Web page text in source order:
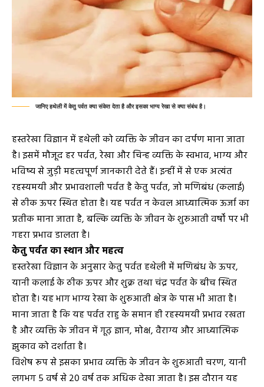
जानिए हथेली में केतु पर्वत क्या संकेत देता है और इसका भाग्य रेखा से क्या संबंध है।
हस्तरेखा विज्ञान में हथेली को व्यक्ति के जीवन का दर्पण माना जाता
है। इसमें मौजूद हर पर्वत, रेखा और चिन्ह व्यक्ति के स्वभाव, भाग्य और
भविष्य से जुड़ी महत्वपूर्ण जानकारी देते हैं। इन्हीं में से एक अत्यंत
रहस्यमयी और प्रभावशाली पर्वत है केतु पर्वत, जो मणिबंध (कलाई)
से ठीक ऊपर स्थित होता है। यह पर्वत न केवल आध्यात्मिक ऊर्जा का
प्रतीक माना जाता है, बल्कि व्यक्ति के जीवन के शुरुआती वर्षों पर भी
गहरा प्रभाव डालता है।
केतु पर्वत का स्थान और महत्व
हस्तरेखा विज्ञान के अनुसार केतु पर्वत हथेली में मणिबंध के ऊपर,
यानी कलाई के ठीक ऊपर और शुक्र तथा चंद्र पर्वत के बीच स्थित
होता है। यह भाग भाग्य रेखा के शुरुआती क्षेत्र के पास भी आता है।
माना जाता है कि यह पर्वत राहु के समान ही रहस्यमयी प्रभाव रखता
है और व्यक्ति के जीवन में गूढ़ ज्ञान, मोक्ष, वैराग्य और आध्यात्मिक
झुकाव को दर्शाता है।
विशेष रूप से इसका प्रभाव व्यक्ति के जीवन के शुरुआती चरण, यानी
लगभग 5 वर्ष से 20 वर्ष तक अधिक देखा जाता है। इस दौरान यह